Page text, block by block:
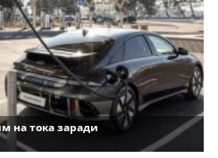
на тока заради